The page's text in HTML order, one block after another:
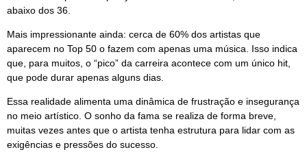
abaixo dos 36.
Mais impressionante ainda: cerca de 60% dos artistas que
aparecem no Top 50 o fazem com apenas uma música. Isso indica
que, para muitos, o “pico” da carreira acontece com um único hit,
que pode durar apenas alguns dias.
Essa realidade alimenta uma dinâmica de frustração e insegurança
no meio artístico. O sonho da fama se realiza de forma breve,
muitas vezes antes que o artista tenha estrutura para lidar com as
exigências e pressões do sucesso.